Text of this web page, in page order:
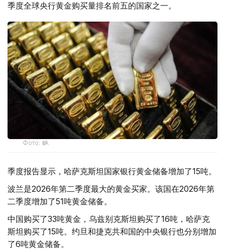
季度全球央行黄金购买量排名前五的国家之一。
Фото: ӨзА
季度报告显示，哈萨克斯坦国家银行黄金储备增加了15吨。
波兰是2026年第二季度最大的黄金买家。该国在2026年第
二季度增加了51吨黄金储备。
中国购买了33吨黄金，乌兹别克斯坦购买了16吨，哈萨克
斯坦购买了15吨。约旦和捷克共和国的中央银行也分别增加
了6吨黄金储备。